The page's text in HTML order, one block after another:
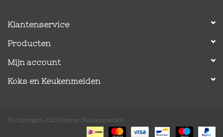
Klantenservice
Producten
Mijn account
Koks en Keukenmeiden
© Copyright 2026 Koks en Keukenmeiden